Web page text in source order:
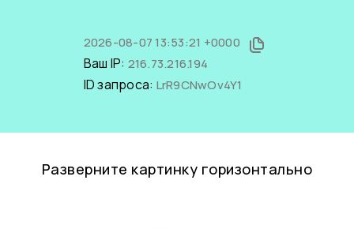
2026-08-07 13:53:21 +0000
Ваш IP: 216.73.216.194
ID запроса: LrR9CNwOv4Y1
Разверните картинку горизонтально